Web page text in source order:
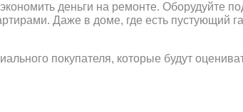
деньги на ремонте. Оборудуйте
Даже в доме, где есть пустующий
покупателя, которые будут